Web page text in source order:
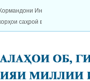
АМИТ